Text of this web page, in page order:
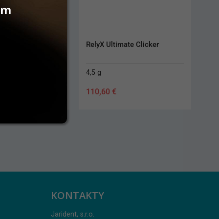
RelyX Ultimate Clicker
4,5 g
110,60 €
KONTAKTY
Jarident, s.r.o.